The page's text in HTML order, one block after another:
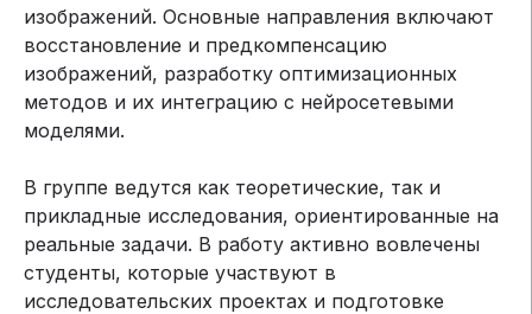
изображений. Основные направления включают
восстановление и предкомпенсацию
изображений, разработку оптимизационных
методов и их интеграцию с нейросетевыми
моделями.
В группе ведутся как теоретические, так и
прикладные исследования, ориентированные на
реальные задачи. В работу активно вовлечены
студенты, которые участвуют в
исследовательских проектах и подготовке